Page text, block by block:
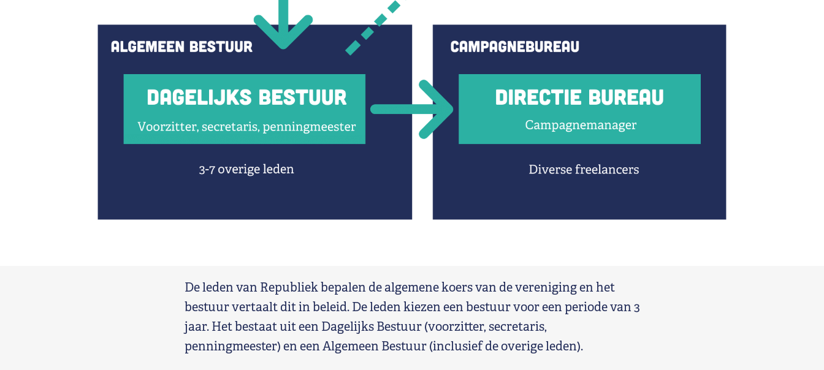
De leden van Republiek bepalen de algemene koers van de vereniging en het
bestuur vertaalt dit in beleid. De leden kiezen een bestuur voor een periode van 3
jaar. Het bestaat uit een Dagelijks Bestuur (voorzitter, secretaris,
penningmeester) en een Algemeen Bestuur (inclusief de overige leden).